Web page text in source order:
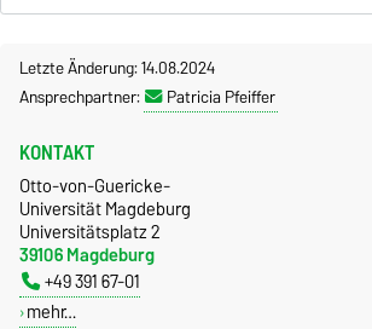
Letzte Änderung: 14.08.2024
Ansprechpartner:
Patricia Pfeiffer
KONTAKT
Otto-von-Guericke-
Universität Magdeburg
Universitätsplatz 2
39106 Magdeburg
+49 391 67-01
mehr…